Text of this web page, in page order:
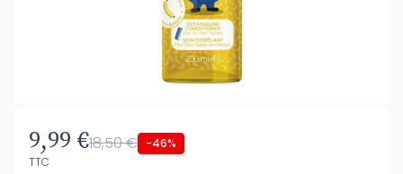
9,99 €18,50 € -46%
TTC